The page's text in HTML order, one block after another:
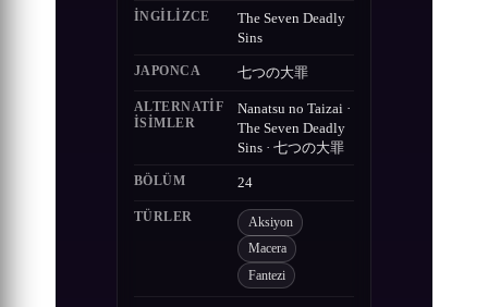
İNGILIZCE
The Seven Deadly
Sins
JAPONCA 七つの大罪
ALTERNATIF
ISIMLER
Nanatsu no Taizai ·
The Seven Deadly
Sins · 七つの大罪
BÖLÜM 24
TÜRLER Aksiyon
Macera
Fantezi